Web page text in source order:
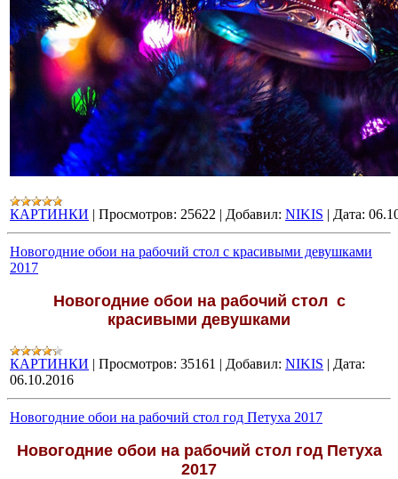
КАРТИНКИ | Просмотров: 25622 | Добавил: NIKIS | Дата:
Новогодние обои на рабочий стол с красивыми девушками
2017
Новогодние обои на рабочий стол с
красивыми девушками
КАРТИНКИ | Просмотров: 35161 | Добавил: NIKIS | Дата:
06.10.2016
Новогодние обои на рабочий стол год Петуха 2017
Новогодние обои на рабочий стол год Петуха
2017